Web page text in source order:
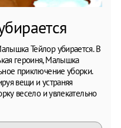
Тейлор убирается. В
героиня, Малышка
приключение уборки.
вещи и устраняя
весело и увлекательно